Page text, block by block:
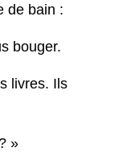
de bain :
bouger.
livres. Ils
»